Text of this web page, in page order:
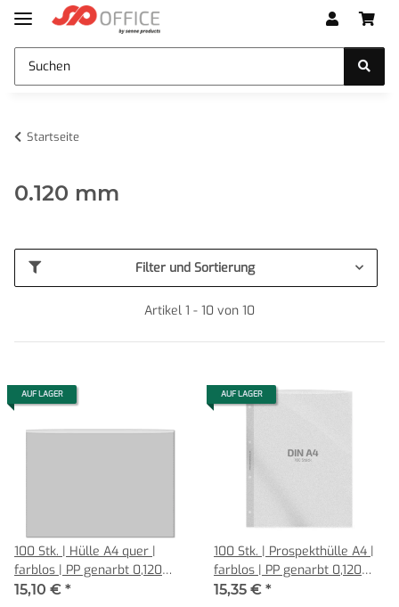
Startseite
0.120 mm
Filter und Sortierung
Artikel 1 - 10 von 10
AUF LAGER
100 Stk. | Hülle A4 quer |
farblos | PP genarbt 0,120
mm | Vorderseite verkürzt |
15,10 € *
AUF LAGER
100 Stk. | Prospekthülle A4 |
farblos | PP genarbt 0,120
mm | REIF Hamburg
15,35 € *